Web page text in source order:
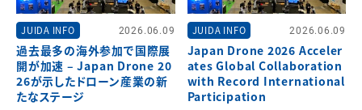
JUIDA INFO 2026.06.09
過去最多の海外参加で国際展
開が加速 – Japan Drone 20
26が示したドローン産業の新
たなステージ
JUIDA INFO 2026.06.09
Japan Drone 2026 Acceler
ates Global Collaboration
with Record International
Participation